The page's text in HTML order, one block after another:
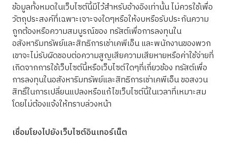
ข้อมูลทั้งหมดในเว็บไซต์นี้มีไว้สำหรับอ้างอิงเท่านั้น ไม่ควรใช้เพื่อ
วัตถุประสงค์ที่เฉพาะเจาะจงใดๆหรือให้งบหรือรับประกันความ
ถูกต้องหรือความสมบูรณ์ของ ทรัสต์เพื่อการลงทุนใน
อสังหาริมทรัพย์และสิทธิการเช่าเคพีเอ็น และพนักงานของพวก
เขาจะไม่รับผิดชอบต่อความสูญเสียความเสียหายหรือค่าใช้จ่ายที่
เกิดจากการใช้เว็บไซต์นี้หรือเว็บไซต์ใดๆที่เกี่ยวข้อง ทรัสต์เพื่อ
การลงทุนในอสังหาริมทรัพย์และสิทธิการเช่าเคพีเอ็น ขอสงวน
สิทธิ์ในการเปลี่ยนแปลงหรือแก้ไขเว็บไซต์นี้ในเวลาที่เหมาะสม
โดยไม่ต้องแจ้งให้ทราบล่วงหน้า
เชื่อมโยงไปยังเว็บไซต์อินเทอร์เน็ต